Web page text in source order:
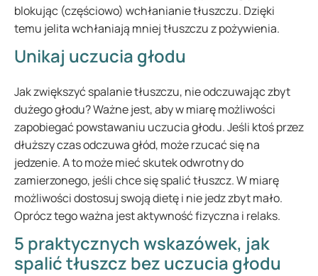
blokując (częściowo) wchłanianie tłuszczu. Dzięki
temu jelita wchłaniają mniej tłuszczu z pożywienia.
Unikaj uczucia głodu
Jak zwiększyć spalanie tłuszczu, nie odczuwając zbyt
dużego głodu? Ważne jest, aby w miarę możliwości
zapobiegać powstawaniu uczucia głodu. Jeśli ktoś przez
dłuższy czas odczuwa głód, może rzucać się na
jedzenie. A to może mieć skutek odwrotny do
zamierzonego, jeśli chce się spalić tłuszcz. W miarę
możliwości dostosuj swoją dietę i nie jedz zbyt mało.
Oprócz tego ważna jest aktywność fizyczna i relaks.
5 praktycznych wskazówek, jak
spalić tłuszcz bez uczucia głodu